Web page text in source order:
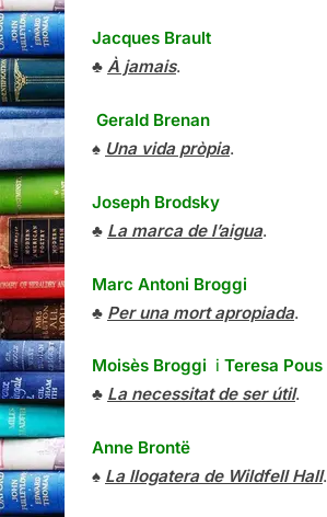
Jacques Brault
♣ À jamais.
Gerald Brenan
♠ Una vida pròpia.
Joseph Brodsky
♣ La marca de l’aigua.
Marc Antoni Broggi
♣ Per una mort apropiada.
Moisès Broggi i Teresa Pous
♣ La necessitat de ser útil.
Anne Brontë
♠ La llogatera de Wildfell Hall.